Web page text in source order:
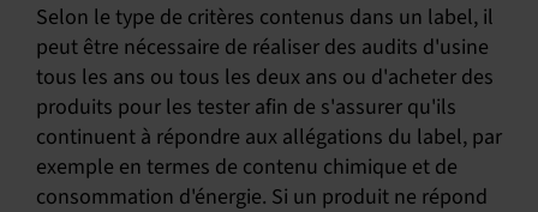
Selon le type de critères contenus dans un label, il
peut être nécessaire de réaliser des audits d'usine
tous les ans ou tous les deux ans ou d'acheter des
produits pour les tester afin de s'assurer qu'ils
continuent à répondre aux allégations du label, par
exemple en termes de contenu chimique et de
consommation d'énergie. Si un produit ne répond